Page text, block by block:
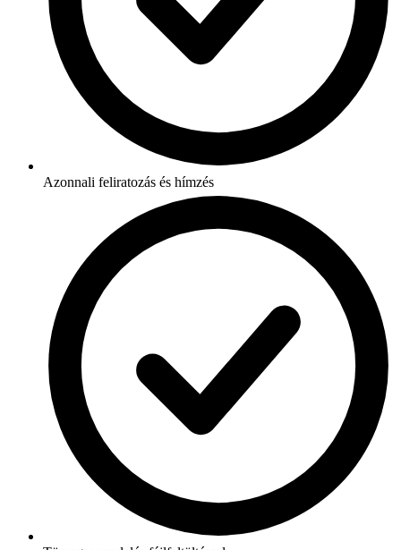
Azonnali feliratozás és hímzés